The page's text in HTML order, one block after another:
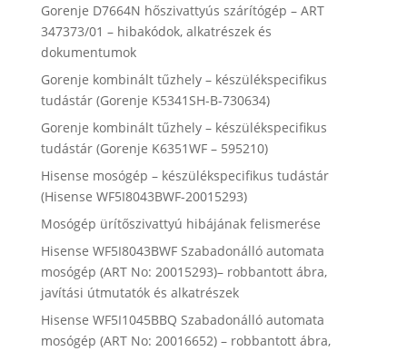
Gorenje D7664N hőszivattyús szárítógép – ART
347373/01 – hibakódok, alkatrészek és
dokumentumok
Gorenje kombinált tűzhely – készülékspecifikus
tudástár (Gorenje K5341SH-B-730634)
Gorenje kombinált tűzhely – készülékspecifikus
tudástár (Gorenje K6351WF – 595210)
Hisense mosógép – készülékspecifikus tudástár
(Hisense WF5I8043BWF-20015293)
Mosógép ürítőszivattyú hibájának felismerése
Hisense WF5I8043BWF Szabadonálló automata
mosógép (ART No: 20015293)– robbantott ábra,
javítási útmutatók és alkatrészek
Hisense WF5I1045BBQ Szabadonálló automata
mosógép (ART No: 20016652) – robbantott ábra,